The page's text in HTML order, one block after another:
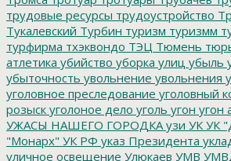
трудовые ресурсы трудоустройство
Тукалевский Турбин туризм туризмм
турфирма тхэквондо ТЭЦ Тюмень
атлетика убийство уборка улиц убыль
убыточность увольнение увольнения
уголовное преследование уголовный
розыск уголоное дело уголь угон угон
УЖАСЫ НАШЕГО ГОРОДКА узи УК УК
"Монарх" УК РФ указ Президента
уличное освещение Улюкаев УМВ